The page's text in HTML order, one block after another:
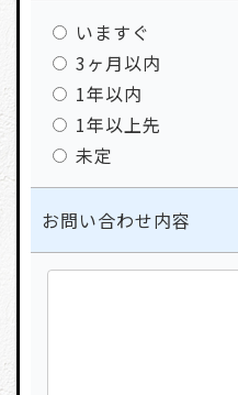
いますぐ
3ヶ月以内
1年以内
1年以上先
未定
お問い合わせ内容